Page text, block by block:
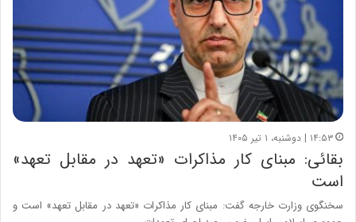
۱۴:۵۳ | دوشنبه، ۱ تیر ۱۴۰۵
بقائی: مبنای کار مذاکرات «تعهد در مقابل تعهد»
است
سخنگوی وزارت خارجه گفت: مبنای کار مذاکرات «تعهد در مقابل تعهد» است و